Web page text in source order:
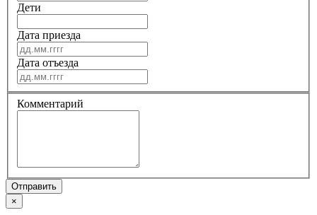
Дети
Дата приезда
Дата отъезда
Комментарий
Отправить
×